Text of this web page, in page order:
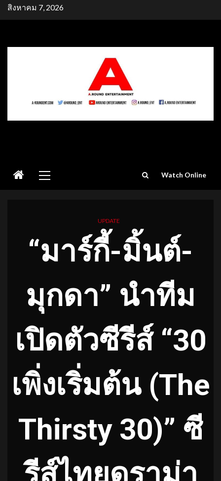
Skipสิงหาคม 7, 2026
Menu
Watch Online
UPDATE
“มาร์กี้-มิ้นต์-
มุกดา” นำทีม
เปิดตัวซีรีส์ “30
เพิ่งเริ่มต้น (The
Thirsty 30)” ซี
รีส์ไทยดราม่า